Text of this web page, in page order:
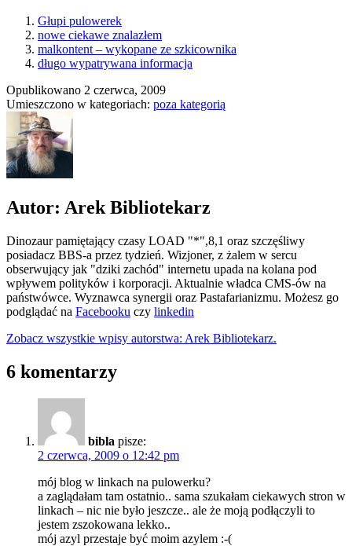
Głupi pulowerek
nowe ciekawe znalazłem
malkontent – wykopane ze szkicownika
długo wypatrywana informacja
Opublikowano 2 czerwca, 2009
Umieszczono w kategoriach: poza kategorią
Autor: Arek Bibliotekarz
Dinozaur pamiętający czasy LOAD "*",8,1 oraz szczęśliwy
posiadacz BBS-a przez tydzień. Wizjoner, z żalem w sercu
obserwujący jak "dziki zachód" internetu upada na kolana pod
wpływem polityków i korporacji. Aktualnie władca CMS-ów na
państwówce. Wyznawca synergii oraz Pastafarianizmu. Możesz go
podglądać na Facebooku czy linkedin
Zobacz wszystkie wpisy autorstwa: Arek Bibliotekarz.
6 komentarzy
bibla pisze:
2 czerwca, 2009 o 12:42 pm
mój blog w linkach na pulowerku?
a zaglądałam tam ostatnio.. sama szukałam ciekawych stron w
linkach – nic nie było jeszcze.. ale że moją podłączyli to
jestem zszokowana lekko..
mój azyl przestaje być moim azylem :-(